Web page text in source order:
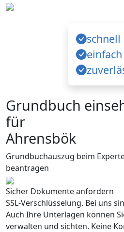
schnell
einfach
Grundbuch
für
Ahrensbök
Grundbuchauszug beim
beantragen
Sicher Dokumente anfordern
SSL-Verschlüsselung. Bei uns
Auch Ihre Unterlagen können
verwalten und sichten. Keine